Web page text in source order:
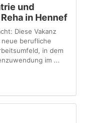
und
in Hennef
Diese Vakanz
berufliche
in dem
im ...